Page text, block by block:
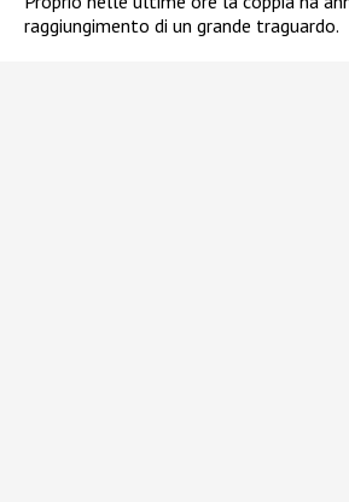
raggiungimento di un grande traguardo.